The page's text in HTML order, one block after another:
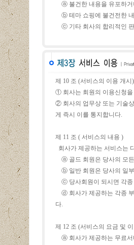
ⓐ 불건한 내용을 유포하거
ⓑ 테마 쇼핑에 불건전한 내
ⓒ 기타 회사의 합리적인 판
제 10 조 (서비스의 이용 개시)
① 회사는 회원의 이용신청을
② 회사의 업무상 또는 기술
게 즉시 이를 통지합니다.
제 11 조 ( 서비스의 내용 )
회사가 제공하는 서비스는
ⓐ 골드 회원은 당사의 모
ⓑ 일반 회원은 당사의 일
ⓒ 당사회원이 되시면 각종
ⓓ 회사가 제공하는 각종 부
다.
제 12 조 (서비스의 요금 및
ⓐ 회사가 제공하는 무료서